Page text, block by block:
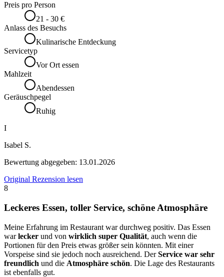
Preis pro Person
21 - 30 €
Anlass des Besuchs
Kulinarische Entdeckung
Servicetyp
Vor Ort essen
Mahlzeit
Abendessen
Geräuschpegel
Ruhig
I
Isabel S.
Bewertung abgegeben: 13.01.2026
Original Rezension lesen
8
Leckeres Essen, toller Service, schöne Atmosphäre
Meine Erfahrung im Restaurant war durchweg positiv. Das Essen
warlecker und von wirklich super Qualität, auch wenn die
Portionen für den Preis etwas größer sein könnten. Mit einer
Vorspeise sind sie jedoch noch ausreichend. DerService war sehr
freundlich und die Atmosphäre schön. Die Lage des Restaurants
ist ebenfalls gut.